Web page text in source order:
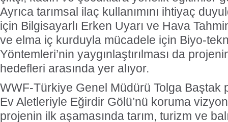
Ayrıca tarımsal ilaç kullanımını ihtiyaç
için Bilgisayarlı Erken Uyarı ve Hava
ve elma iç kurduyla mücadele için Biyo-
Yöntemleri’nin yaygınlaştırılması da
hedefleri arasında yer alıyor.
WWF-Türkiye Genel Müdürü Tolga Baştak
Ev Aletleriyle Eğirdir Gölü’nü koruma
projenin ilk aşamasında tarım, turizm ve